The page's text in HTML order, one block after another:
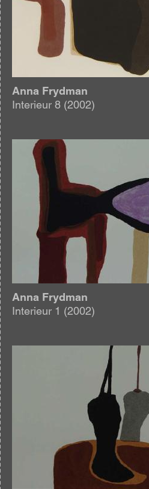
Anna Frydman
Interieur 8 (2002)
Afbeelding
Anna Frydman
Interieur 1 (2002)